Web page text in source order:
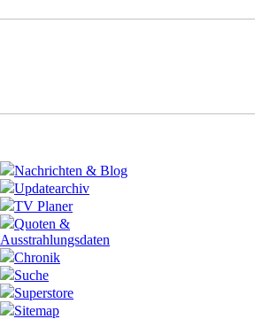
Nachrichten & Blog
Updatearchiv
TV Planer
Quoten &
Ausstrahlungsdaten
Chronik
Suche
Superstore
Sitemap